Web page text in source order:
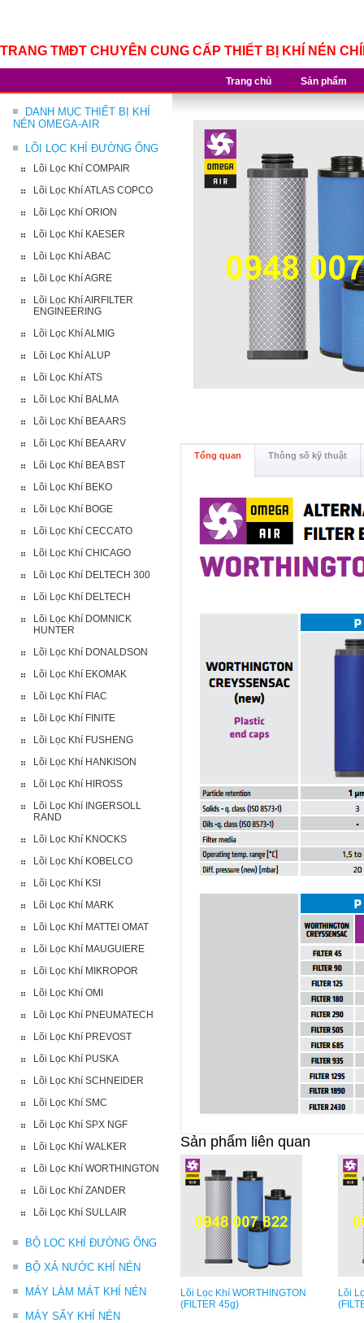
TRANG TMĐT CHUYÊN CUNG CẤP THIẾT BỊ KHÍ NÉN
Trang chủ Sản phẩm
DANH MỤC THIẾT BỊ KHÍ
NÉN OMEGA-AIR
LÕI LỌC KHÍ ĐƯỜNG ỐNG
Lõi Lọc Khí COMPAIR
Lõi Lọc Khí ATLAS COPCO
Lõi Lọc Khí ORION
Lõi Lọc Khí KAESER
Lõi Lọc Khí ABAC
Lõi Lọc Khí AGRE
Lõi Lọc Khí AIRFILTER
ENGINEERING
Lõi Lọc Khí ALMIG
Lõi Lọc Khí ALUP
Lõi Lọc Khí ATS
Lõi Lọc Khí BALMA
Lõi Lọc Khí BEA ARS
Lõi Lọc Khí BEA ARV
Lõi Lọc Khí BEA BST
Lõi Lọc Khí BEKO
Lõi Lọc Khí BOGE
Lõi Lọc Khí CECCATO
Lõi Lọc Khí CHICAGO
Lõi Lọc Khí DELTECH 300
Lõi Lọc Khí DELTECH
Lõi Lọc Khí DOMNICK
HUNTER
Lõi Lọc Khí DONALDSON
Lõi Lọc Khí EKOMAK
Lõi Lọc Khí FIAC
Lõi Lọc Khí FINITE
Lõi Lọc Khí FUSHENG
Lõi Lọc Khí HANKISON
Lõi Lọc Khí HIROSS
Lõi Lọc Khí INGERSOLL
RAND
Lõi Lọc Khí KNOCKS
Lõi Lọc Khí KOBELCO
Lõi Lọc Khí KSI
Lõi Lọc Khí MARK
Lõi Lọc Khí MATTEI OMAT
Lõi Lọc Khí MAUGUIERE
Lõi Lọc Khí MIKROPOR
Lõi Lọc Khí OMI
Lõi Lọc Khí PNEUMATECH
Lõi Lọc Khí PREVOST
Lõi Lọc Khí PUSKA
Lõi Lọc Khí SCHNEIDER
Lõi Lọc Khí SMC
Lõi Lọc Khí SPX NGF
Lõi Lọc Khí WALKER
Lõi Lọc Khí WORTHINGTON
Lõi Lọc Khí ZANDER
Lõi Lọc Khí SULLAIR
BỘ LỌC KHÍ ĐƯỜNG ỐNG
BỘ XẢ NƯỚC KHÍ NÉN
MÁY LÀM MÁT KHÍ NÉN
MÁY SẤY KHÍ NÉN
Tổng quan Thông số kỹ thuật
Sản phẩm liên quan
Lõi Lọc Khí WORTHINGTON
(FILTER 45g)
Lõi